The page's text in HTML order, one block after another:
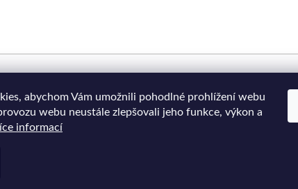
abychom Vám umožnili pohodlné prohlížení webu
webu neustále zlepšovali jeho funkce, výkon a
informací